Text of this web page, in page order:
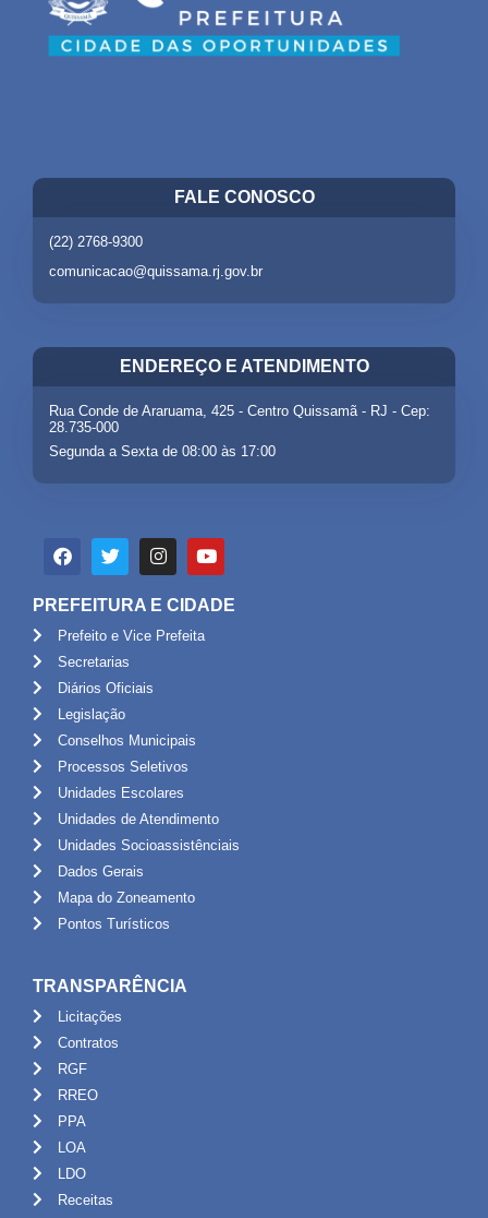
FALE CONOSCO
(22) 2768-9300
comunicacao@quissama.rj.gov.br
ENDEREÇO E ATENDIMENTO
Rua Conde de Araruama, 425 - Centro Quissamã - RJ - Cep:
28.735-000
Segunda a Sexta de 08:00 às 17:00
PREFEITURA E CIDADE
Prefeito e Vice Prefeita
Secretarias
Diários Oficiais
Legislação
Conselhos Municipais
Processos Seletivos
Unidades Escolares
Unidades de Atendimento
Unidades Socioassistênciais
Dados Gerais
Mapa do Zoneamento
Pontos Turísticos
TRANSPARÊNCIA
Licitações
Contratos
RGF
RREO
PPA
LOA
LDO
Receitas